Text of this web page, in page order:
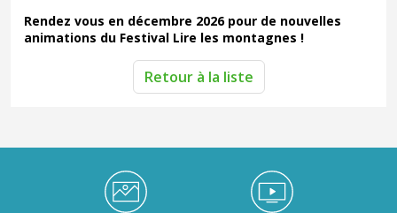
Rendez vous en décembre 2026 pour de nouvelles
animations du Festival Lire les montagnes !
Retour à la liste
Médiathèque Footer